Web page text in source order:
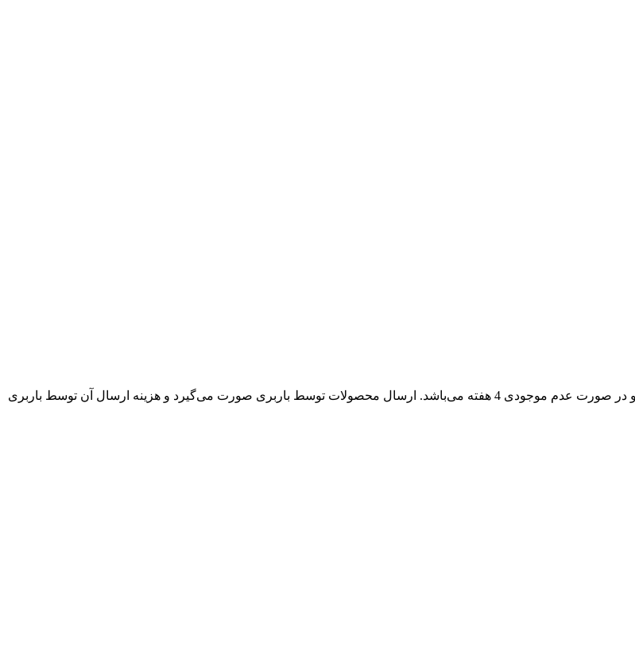
زمان تحویل سفارشات در صورت موجود بودن سفارش در انبار شرکت 7 روز کاری و در صورت عدم موجودی 4 هفته می‌باشد. ارسال محصولات توسط باربری صورت می‌گیرد و هزینه ارسال آن توسط باربری